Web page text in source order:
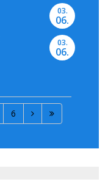
03.
06.
03.
06.
6